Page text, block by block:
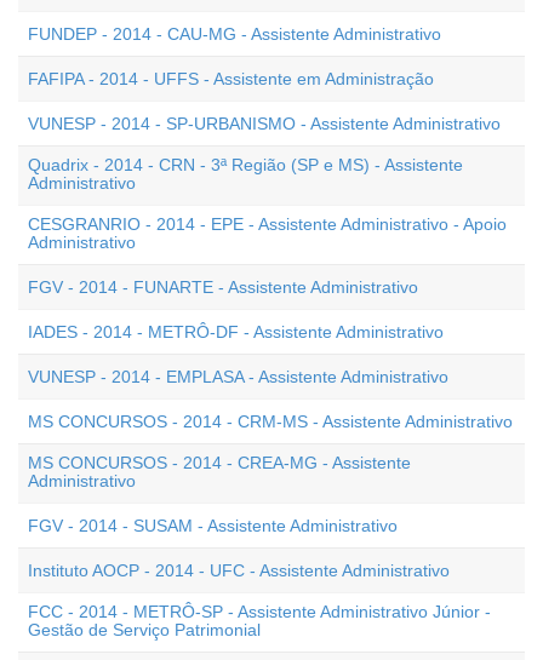
FUNDEP - 2014 - CAU-MG - Assistente Administrativo
FAFIPA - 2014 - UFFS - Assistente em Administração
VUNESP - 2014 - SP-URBANISMO - Assistente Administrativo
Quadrix - 2014 - CRN - 3ª Região (SP e MS) - Assistente
Administrativo
CESGRANRIO - 2014 - EPE - Assistente Administrativo - Apoio
Administrativo
FGV - 2014 - FUNARTE - Assistente Administrativo
IADES - 2014 - METRÔ-DF - Assistente Administrativo
VUNESP - 2014 - EMPLASA - Assistente Administrativo
MS CONCURSOS - 2014 - CRM-MS - Assistente Administrativo
MS CONCURSOS - 2014 - CREA-MG - Assistente
Administrativo
FGV - 2014 - SUSAM - Assistente Administrativo
Instituto AOCP - 2014 - UFC - Assistente Administrativo
FCC - 2014 - METRÔ-SP - Assistente Administrativo Júnior -
Gestão de Serviço Patrimonial